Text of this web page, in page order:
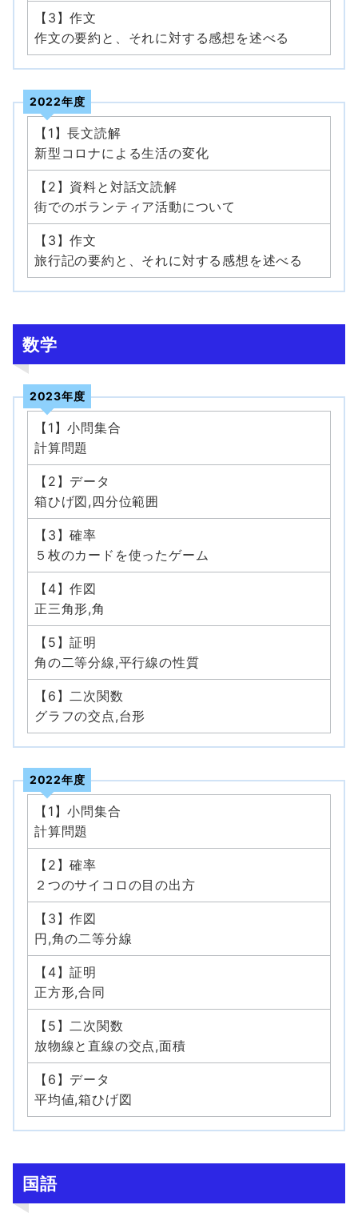
【3】作文
作文の要約と、それに対する感想を述べる
2022年度
【1】長文読解
新型コロナによる生活の変化
【2】資料と対話文読解
街でのボランティア活動について
【3】作文
旅行記の要約と、それに対する感想を述べる
数学
2023年度
【1】小問集合
計算問題
【2】データ
箱ひげ図,四分位範囲
【3】確率
５枚のカードを使ったゲーム
【4】作図
正三角形,角
【5】証明
角の二等分線,平行線の性質
【6】二次関数
グラフの交点,台形
2022年度
【1】小問集合
計算問題
【2】確率
２つのサイコロの目の出方
【3】作図
円,角の二等分線
【4】証明
正方形,合同
【5】二次関数
放物線と直線の交点,面積
【6】データ
平均値,箱ひげ図
国語